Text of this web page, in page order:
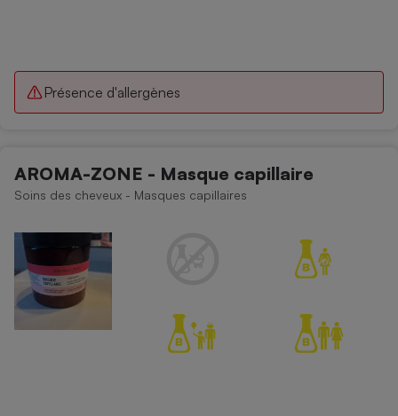
Présence d'allergènes
AROMA-ZONE - Masque capillaire
Soins des cheveux - Masques capillaires